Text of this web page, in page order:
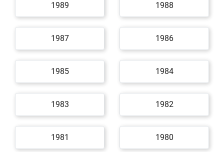
1989 1988
1987 1986
1985 1984
1983 1982
1981 1980